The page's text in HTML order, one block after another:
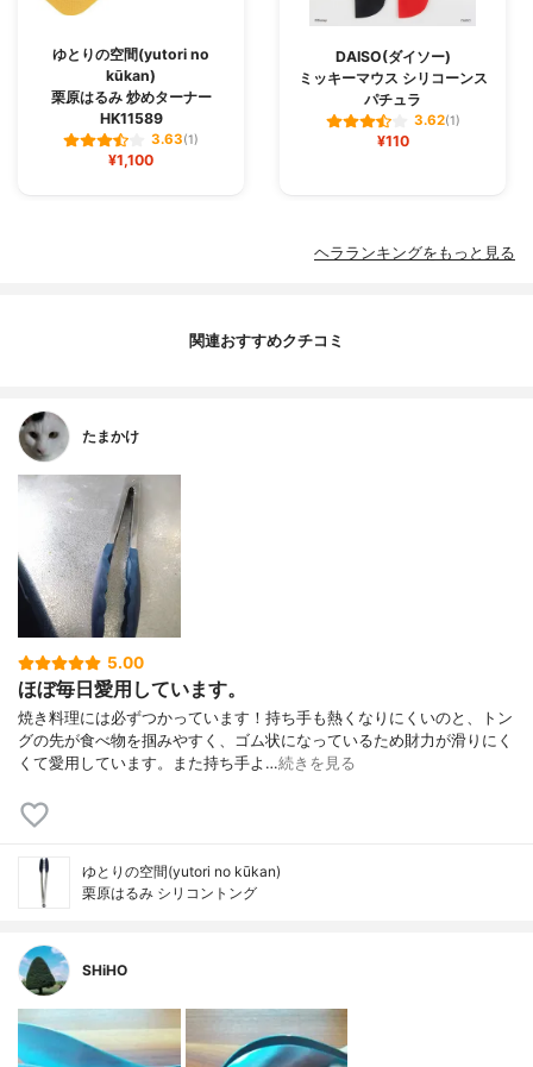
ゆとりの空間(yutori no
kūkan)
栗原はるみ 炒めターナー
HK11589
3.63(1)
¥1,100
DAISO(ダイソー)
ミッキーマウス シリコーンス
パチュラ
3.62(1)
¥110
ヘラランキングをもっと見る
関連おすすめクチコミ
たまかけ
5.00
ほぼ毎日愛用しています。
焼き料理には必ずつかっています！持ち手も熱くなりにくいのと、トン
グの先が食べ物を掴みやすく、ゴム状になっているため財力が滑りにく
くて愛用しています。また持ち手よ…続きを見る
ゆとりの空間(yutori no kūkan)
栗原はるみ シリコントング
SHiHO